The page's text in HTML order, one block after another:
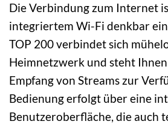
Die Verbindung zum Internet
integriertem Wi-Fi denkbar
TOP 200 verbindet sich
Heimnetzwerk und steht
Empfang von Streams zur
Bedienung erfolgt über eine
Benutzeroberfläche, die auch